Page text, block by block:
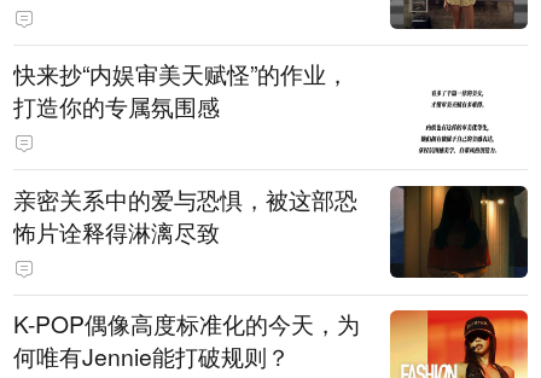
快来抄“内娱审美天赋怪”的作业，
打造你的专属氛围感
亲密关系中的爱与恐惧，被这部恐
怖片诠释得淋漓尽致
K-POP偶像高度标准化的今天，为
何唯有Jennie能打破规则？